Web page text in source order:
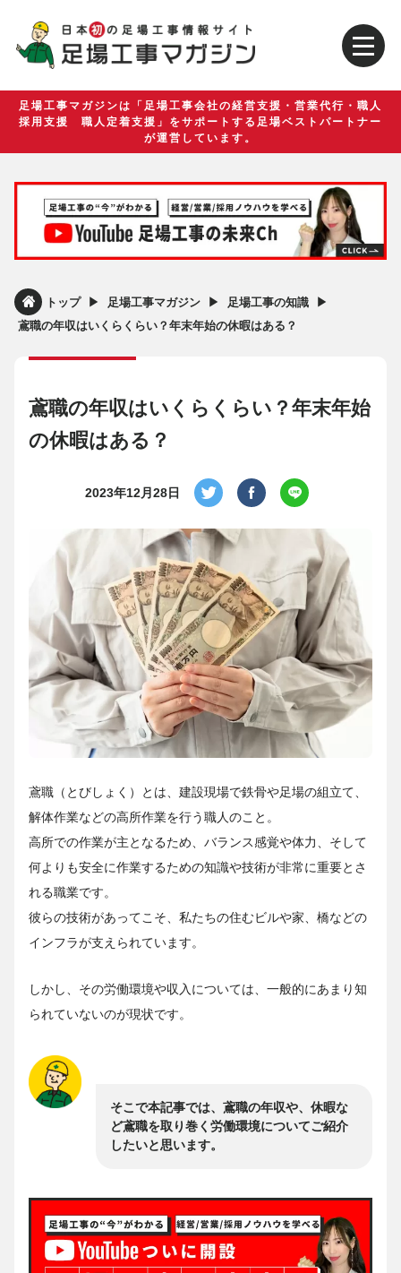
足場工事マガジンは「足場工事会社の経営支援・営業代行・職人
採用支援 職人定着支援」をサポートする足場ベストパートナー
が運営しています。
トップ ▶︎ 足場工事マガジン ▶︎ 足場工事の知識 ▶︎
鳶職の年収はいくらくらい？年末年始の休暇はある？
鳶職の年収はいくらくらい？年末年始
の休暇はある？
2023年12月28日
鳶職（とびしょく）とは、建設現場で鉄骨や足場の組立て、
解体作業などの高所作業を行う職人のこと。
高所での作業が主となるため、バランス感覚や体力、そして
何よりも安全に作業するための知識や技術が非常に重要とさ
れる職業です。
彼らの技術があってこそ、私たちの住むビルや家、橋などの
インフラが支えられています。
しかし、その労働環境や収入については、一般的にあまり知
られていないのが現状です。
そこで本記事では、鳶職の年収や、休暇な
ど鳶職を取り巻く労働環境についてご紹介
したいと思います。